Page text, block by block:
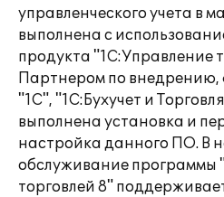
управленческого учета в
выполнена с
продукта "1С:Управление
Партнером по
"1С", "1С:Бухучет и
выполнена установка и
настройка данного ПО. В
обслуживание программы
торговлей 8"